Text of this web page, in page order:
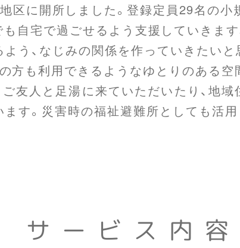
区に開所しました。登録定員29名の小
自宅で過ごせるよう支援していきま
う、なじみの関係を作っていきたいと
方も利用できるようなゆとりのある
友人と足湯に来ていただいたり、地
す。災害時の福祉避難所としても活
サービス内容